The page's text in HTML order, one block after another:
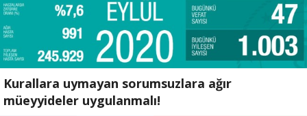
Kurallara uymayan sorumsuzlara ağır
müeyyideler uygulanmalı!